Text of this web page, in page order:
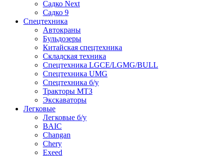
Садко Next
Садко 9
Спецтехника
Автокраны
Бульдозеры
Китайская спецтехника
Складская техника
Спецтехника LGCE/LGMG/BULL
Спецтехника UMG
Спецтехника б/у
Тракторы МТЗ
Экскаваторы
Легковые
Легковые б/у
BAIC
Changan
Chery
Exeed